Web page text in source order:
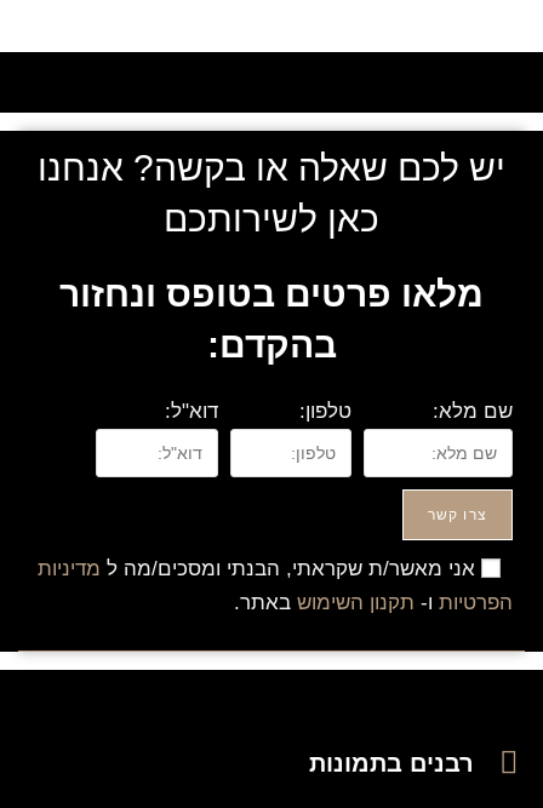
יש לכם שאלה או בקשה? אנחנו
כאן לשירותכם
מלאו פרטים בטופס ונחזור
בהקדם:
שם מלא: טלפון: דוא"ל:
אני מאשר/ת שקראתי, הבנתי ומסכים/מה ל מדיניות
הפרטיות ו- תקנון השימוש באתר.
צרו קשר
רבנים בתמונות